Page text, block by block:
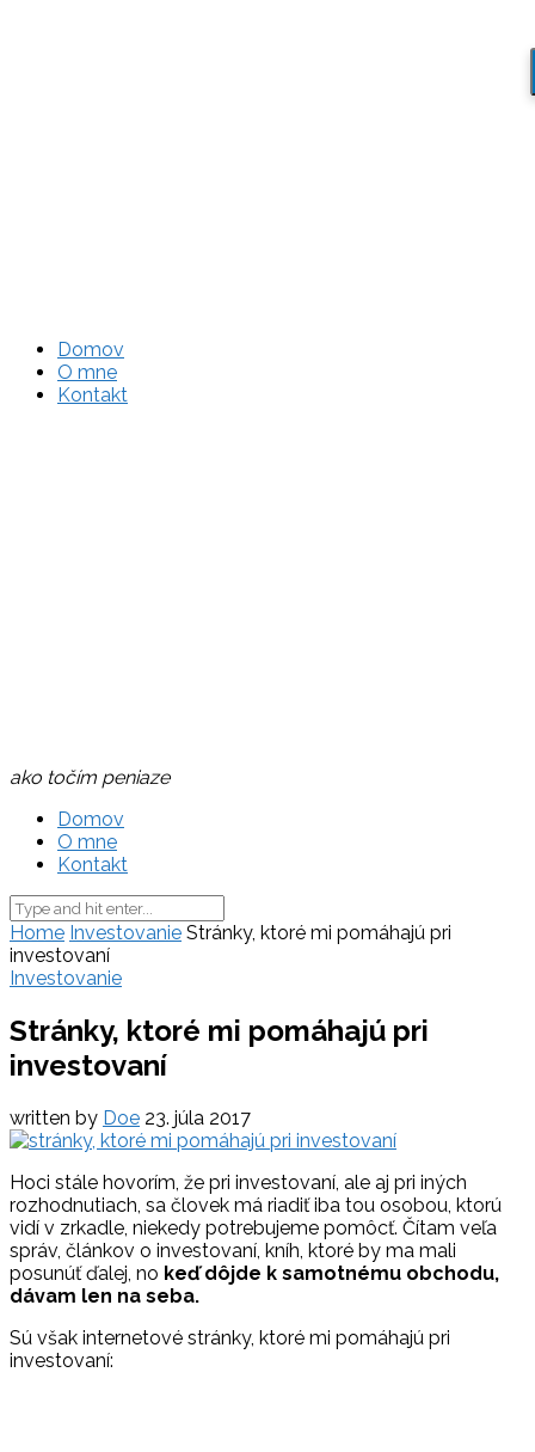
Domov
O mne
Kontakt
ako točím peniaze
Domov
O mne
Kontakt
Home Investovanie Stránky, ktoré mi pomáhajú pri
investovaní
Investovanie
Stránky, ktoré mi pomáhajú pri
investovaní
written by Doe 23. júla 2017
Hoci stále hovorím, že pri investovaní, ale aj pri iných
rozhodnutiach, sa človek má riadiť iba tou osobou, ktorú
vidí v zrkadle, niekedy potrebujeme pomôcť. Čítam veľa
správ, článkov o investovaní, kníh, ktoré by ma mali
posunúť ďalej, no keď dôjde k samotnému obchodu,
dávam len na seba.
Sú však internetové stránky, ktoré mi pomáhajú pri
investovaní: